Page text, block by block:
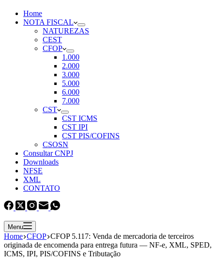
Home
NOTA FISCAL
NATUREZAS
CEST
CFOP
1.000
2.000
3.000
5.000
6.000
7.000
CST
CST ICMS
CST IPI
CST PIS/COFINS
CSOSN
Consultar CNPJ
Downloads
NFSE
XML
CONTATO
Menu
Home CFOP CFOP 5.117: Venda de mercadoria de terceiros
originada de encomenda para entrega futura — NF-e, XML, SPED,
ICMS, IPI, PIS/COFINS e Tributação